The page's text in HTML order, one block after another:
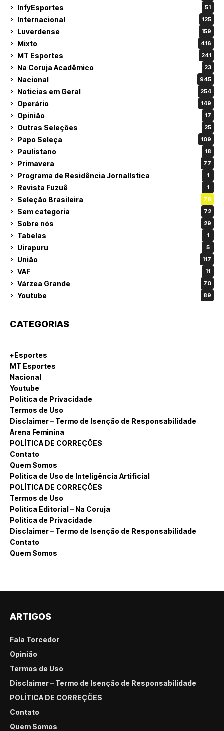
InfyEsportes 51
Internacional 125
Luverdense 159
Mixto 416
MT Esportes 241
Na Coruja Acadêmico 23
Nacional 945
Noticias em Geral 254
Operário 149
Opinião 17
Outras Seleções 25
Papo Seleça 109
Paulistano 18
Primavera 77
Programa de Residência Jornalística 1
Revista Fuzuê 1
Seleção Brasileira 78
Sem categoria 72
Sobre nós 29
Tabelas 1
Uirapuru 5
União 117
VAF 11
Várzea Grande 70
Youtube 89
CATEGORIAS
+Esportes
MT Esportes
Nacional
Youtube
Política de Privacidade
Termos de Uso
Disclaimer – Termo de Isenção de Responsabilidade
Arena Feminina
POLÍTICA DE CORREÇÕES
Contato
Quem Somos
Política de Uso de Inteligência Artificial
POLÍTICA DE CORREÇÕES
Termos de Uso
Política Editorial – Na Coruja
Política de Privacidade
Disclaimer – Termo de Isenção de Responsabilidade
Contato
Quem Somos
ARTIGOS
Fala Torcedor
Opinião
Termos de Uso
Disclaimer – Termo de Isenção de Responsabilidade
POLÍTICA DE CORREÇÕES
Contato
Quem Somos